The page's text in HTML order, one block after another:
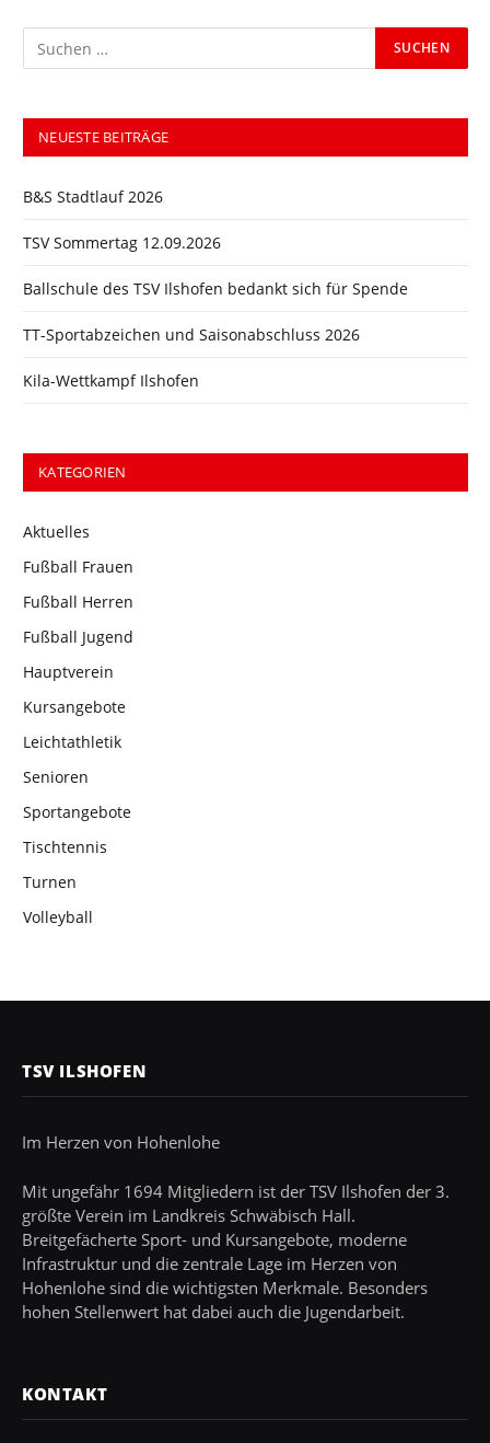
NEUESTE BEITRÄGE
B&S Stadtlauf 2026
TSV Sommertag 12.09.2026
Ballschule des TSV Ilshofen bedankt sich für Spende
TT-Sportabzeichen und Saisonabschluss 2026
Kila-Wettkampf Ilshofen
KATEGORIEN
Aktuelles
Fußball Frauen
Fußball Herren
Fußball Jugend
Hauptverein
Kursangebote
Leichtathletik
Senioren
Sportangebote
Tischtennis
Turnen
Volleyball
TSV ILSHOFEN
Im Herzen von Hohenlohe
Mit ungefähr 1694 Mitgliedern ist der TSV Ilshofen der 3.
größte Verein im Landkreis Schwäbisch Hall.
Breitgefächerte Sport- und Kursangebote, moderne
Infrastruktur und die zentrale Lage im Herzen von
Hohenlohe sind die wichtigsten Merkmale. Besonders
hohen Stellenwert hat dabei auch die Jugendarbeit.
KONTAKT